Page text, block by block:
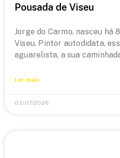
Pousada de Viseu
Jorge do Carmo, nasceu há
Viseu. Pintor autodidata,
aguarelista, a sua
Ler mais
03/07/2026